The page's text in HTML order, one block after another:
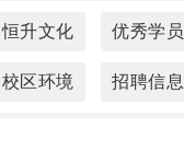
恒升文化 优秀学员
校区环境 招聘信息